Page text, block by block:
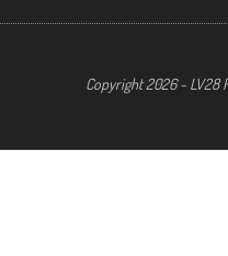
Copyright 2026 - LV28